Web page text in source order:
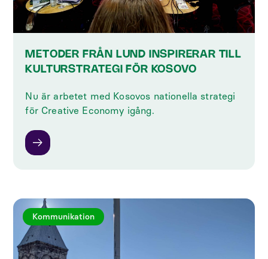
METODER FRÅN LUND INSPIRERAR TILL
KULTURSTRATEGI FÖR KOSOVO
Nu är arbetet med Kosovos nationella strategi
för Creative Economy igång.
Kommunikation